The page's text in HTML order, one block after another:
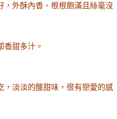
，外酥內香、根根飽滿且絲毫沒
香甜多汁。
，淡淡的酸甜味，很有戀愛的感